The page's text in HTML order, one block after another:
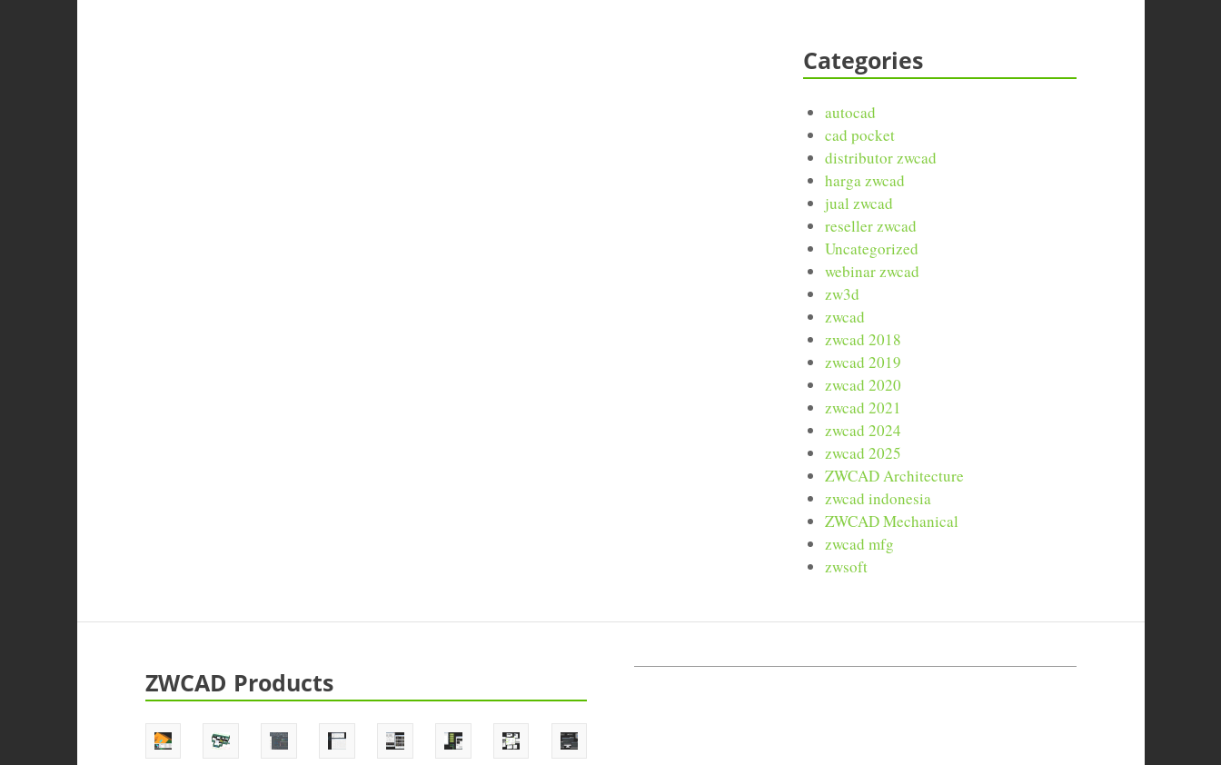
Categories
autocad
cad pocket
distributor zwcad
harga zwcad
jual zwcad
reseller zwcad
Uncategorized
webinar zwcad
zw3d
zwcad
zwcad 2018
zwcad 2019
zwcad 2020
zwcad 2021
zwcad 2024
zwcad 2025
ZWCAD Architecture
zwcad indonesia
ZWCAD Mechanical
zwcad mfg
zwsoft
ZWCAD Products